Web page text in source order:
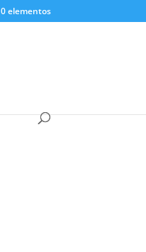
0 elementos